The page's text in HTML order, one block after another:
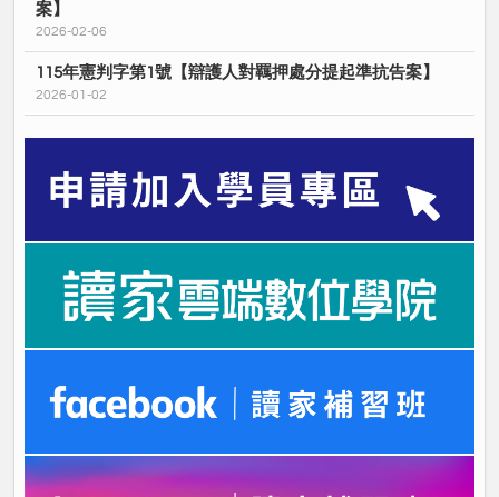
案】
2026-02-06
115年憲判字第1號【辯護人對羈押處分提起準抗告案】
2026-01-02